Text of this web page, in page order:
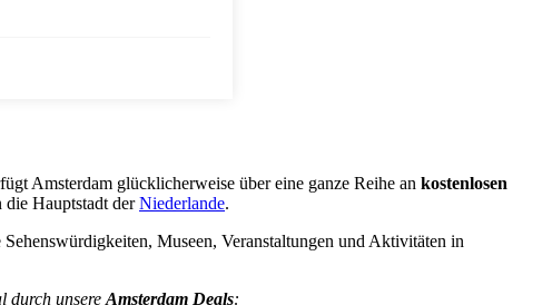
Amsterdam glücklicherweise über eine ganze Reihe an kostenlosen
Hauptstadt derNiederlande.
Museen, Veranstaltungen und Aktivitäten in
durch unsere Amsterdam Deals: